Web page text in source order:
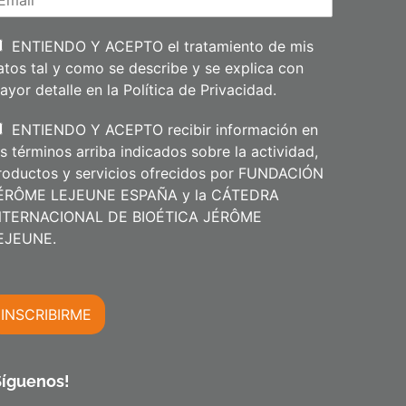
l
i
o
s
ENTIENDO Y ACEPTO el tratamiento de mis
tal y como se describe y se explica con
detalle en la Política de Privacidad.
ENTIENDO Y ACEPTO recibir información en
términos arriba indicados sobre la actividad,
y servicios ofrecidos por FUNDACIÓN
LEJEUNE ESPAÑA y la CÁTEDRA
DE BIOÉTICA JÉRÔME
INSCRIBIRME